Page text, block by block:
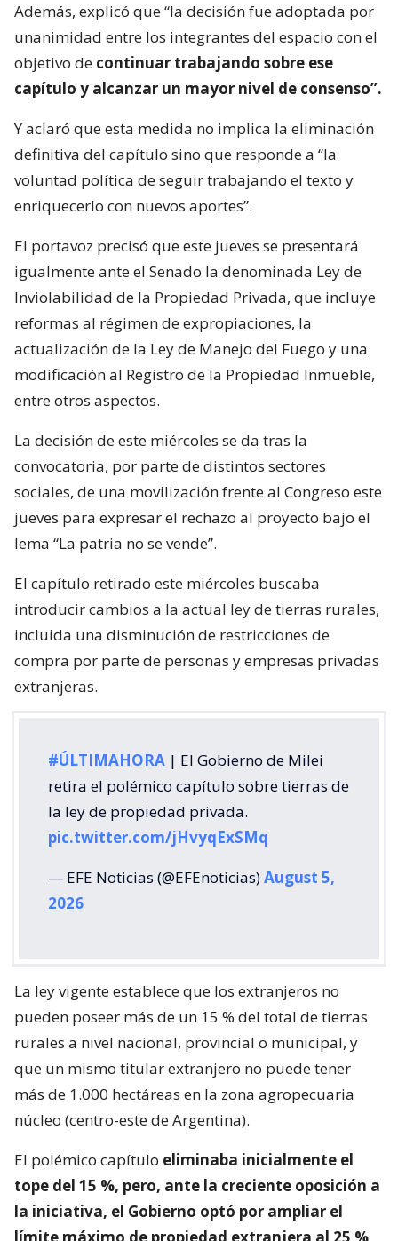
Además, explicó que “la decisión fue adoptada por
unanimidad entre los integrantes del espacio con el
objetivo de continuar trabajando sobre ese
capítulo y alcanzar un mayor nivel de consenso”.
Y aclaró que esta medida no implica la eliminación
definitiva del capítulo sino que responde a “la
voluntad política de seguir trabajando el texto y
enriquecerlo con nuevos aportes”.
El portavoz precisó que este jueves se presentará
igualmente ante el Senado la denominada Ley de
Inviolabilidad de la Propiedad Privada, que incluye
reformas al régimen de expropiaciones, la
actualización de la Ley de Manejo del Fuego y una
modificación al Registro de la Propiedad Inmueble,
entre otros aspectos.
La decisión de este miércoles se da tras la
convocatoria, por parte de distintos sectores
sociales, de una movilización frente al Congreso este
jueves para expresar el rechazo al proyecto bajo el
lema “La patria no se vende”.
El capítulo retirado este miércoles buscaba
introducir cambios a la actual ley de tierras rurales,
incluida una disminución de restricciones de
compra por parte de personas y empresas privadas
extranjeras.
#ÚLTIMAHORA | El Gobierno de Milei
retira el polémico capítulo sobre tierras de
la ley de propiedad privada.
pic.twitter.com/jHvyqExSMq
— EFE Noticias (@EFEnoticias)August 5,
2026
La ley vigente establece que los extranjeros no
pueden poseer más de un 15 % del total de tierras
rurales a nivel nacional, provincial o municipal, y
que un mismo titular extranjero no puede tener
más de 1.000 hectáreas en la zona agropecuaria
núcleo (centro-este de Argentina).
El polémico capítulo eliminaba inicialmente el
tope del 15 %, pero, ante la creciente oposición a
la iniciativa, el Gobierno optó por ampliar el